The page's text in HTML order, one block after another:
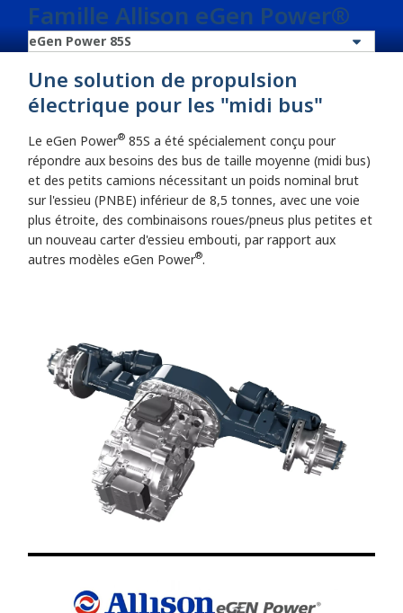
Famille Allison eGen Power®
Une solution de propulsion
électrique pour les "midi bus"
Le eGen Power® 85S a été spécialement conçu pour
répondre aux besoins des bus de taille moyenne (midi bus)
et des petits camions nécessitant un poids nominal brut
sur l'essieu (PNBE) inférieur de 8,5 tonnes, avec une voie
plus étroite, des combinaisons roues/pneus plus petites et
un nouveau carter d'essieu embouti, par rapport aux
autres modèles eGen Power®.